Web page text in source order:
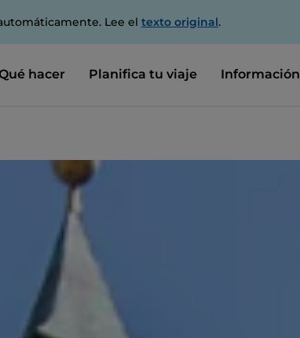
Lee el texto original.
hacer Planifica tu viaje Información